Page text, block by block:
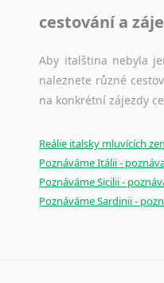
cestování a
Aby italština nebyla
naleznete různé
na konkrétní zájezdy
Reálie italsky mluvících
Poznáváme Itálii -
Poznáváme Sicilii -
Poznáváme Sardinii -